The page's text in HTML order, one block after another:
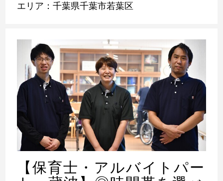
エリア：千葉県千葉市若葉区
【保育士・アルバイトパー